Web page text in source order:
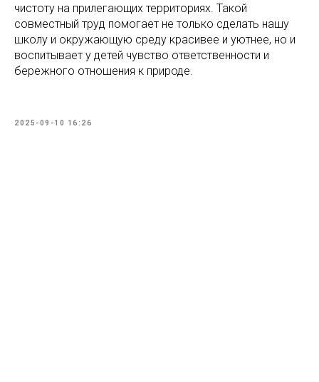
чистоту на прилегающих территориях. Такой
совместный труд помогает не только сделать нашу
школу и окружающую среду красивее и уютнее, но и
воспитывает у детей чувство ответственности и
бережного отношения к природе.
2025-09-10 16:26